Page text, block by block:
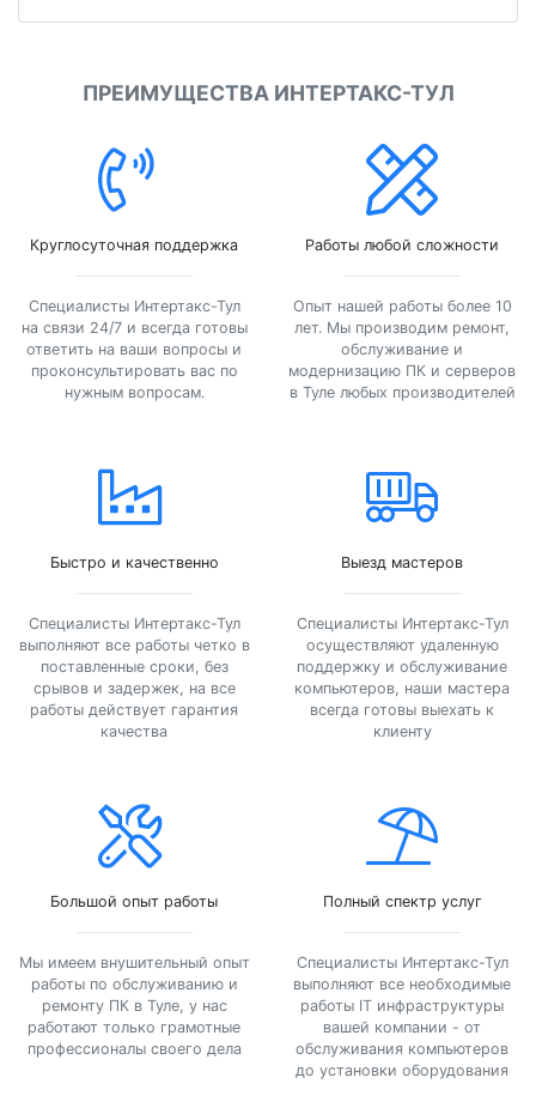
ПРЕИМУЩЕСТВА ИНТЕРТАКС-ТУЛ
Круглосуточная поддержка
Специалисты Интертакс-Тул
на связи 24/7 и всегда готовы
ответить на ваши вопросы и
проконсультировать вас по
нужным вопросам.
Работы любой сложности
Опыт нашей работы более 10
лет. Мы производим ремонт,
обслуживание и
модернизацию ПК и серверов
в Туле любых производителей
Быстро и качественно
Специалисты Интертакс-Тул
выполняют все работы четко в
поставленные сроки, без
срывов и задержек, на все
работы действует гарантия
качества
Выезд мастеров
Специалисты Интертакс-Тул
осуществляют удаленную
поддержку и обслуживание
компьютеров, наши мастера
всегда готовы выехать к
клиенту
Большой опыт работы
Мы имеем внушительный опыт
работы по обслуживанию и
ремонту ПК в Туле, у нас
работают только грамотные
профессионалы своего дела
Полный спектр услуг
Специалисты Интертакс-Тул
выполняют все необходимые
работы IT инфраструктуры
вашей компании - от
обслуживания компьютеров
до установки оборудования